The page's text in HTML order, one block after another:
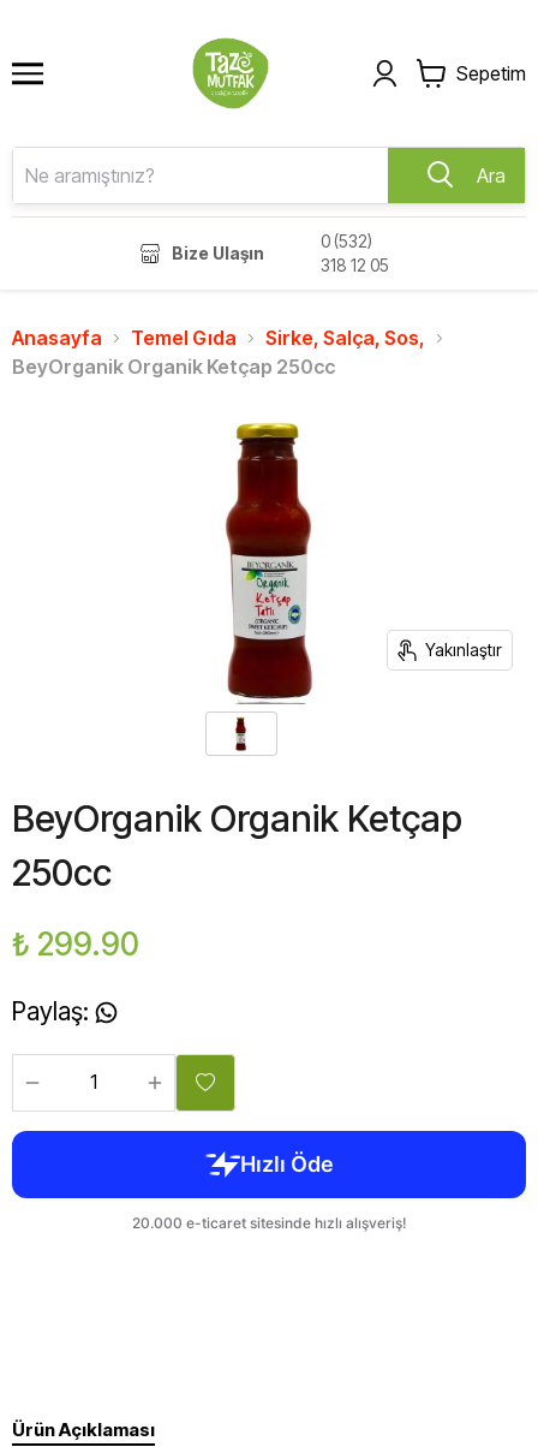
Sepetim
Ara
Bize Ulaşın
0 (532)
318 12 05
Anasayfa Temel Gıda
Sirke, Salça, Sos,
BeyOrganik Organik Ketçap 250cc
Yakınlaştır
BeyOrganik Organik Ketçap
250cc
₺ 299.90
Paylaş:
Ürün Açıklaması